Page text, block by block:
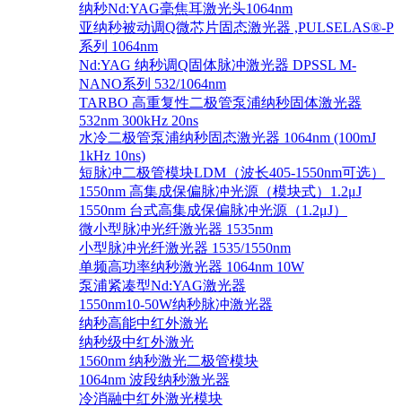
纳秒Nd:YAG毫焦耳激光头1064nm
亚纳秒被动调Q微芯片固态激光器 ,PULSELAS®-P
系列 1064nm
Nd:YAG 纳秒调Q固体脉冲激光器 DPSSL M-
NANO系列 532/1064nm
TARBO 高重复性二极管泵浦纳秒固体激光器
532nm 300kHz 20ns
水冷二极管泵浦纳秒固态激光器 1064nm (100mJ
1kHz 10ns)
短脉冲二极管模块LDM（波长405-1550nm可选）
1550nm 高集成保偏脉冲光源（模块式）1.2μJ
1550nm 台式高集成保偏脉冲光源（1.2μJ）
微小型脉冲光纤激光器 1535nm
小型脉冲光纤激光器 1535/1550nm
单频高功率纳秒激光器 1064nm 10W
泵浦紧凑型Nd:YAG激光器
1550nm10-50W纳秒脉冲激光器
纳秒高能中红外激光
纳秒级中红外激光
1560nm 纳秒激光二极管模块
1064nm 波段纳秒激光器
冷消融中红外激光模块